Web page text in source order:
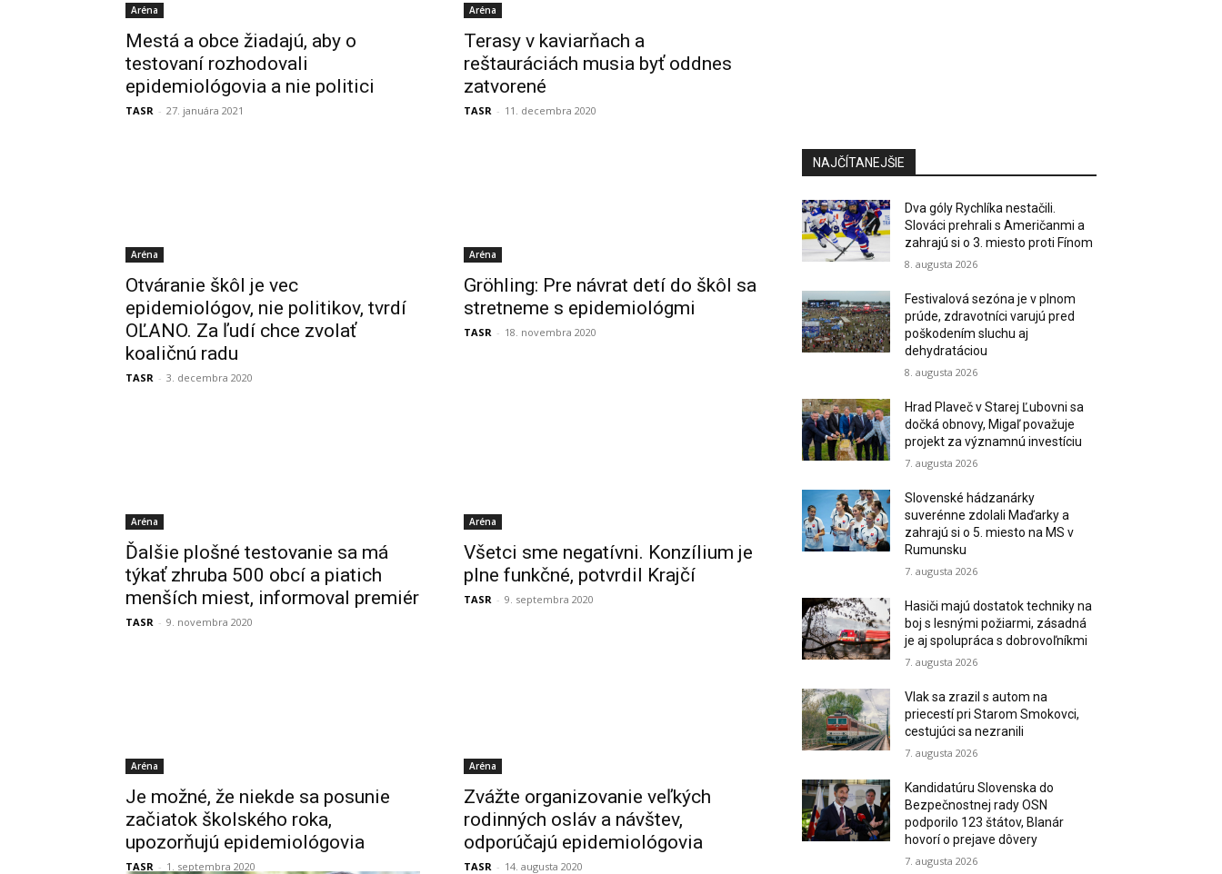
Aréna
Mestá a obce žiadajú, aby o
testovaní rozhodovali
epidemiológovia a nie politici
TASR - 27. januára 2021
Aréna
Terasy v kaviarňach a
reštauráciách musia byť oddnes
zatvorené
TASR - 11. decembra 2020
Aréna
Otváranie škôl je vec
epidemiológov, nie politikov, tvrdí
OĽANO. Za ľudí chce zvolať
koaličnú radu
TASR - 3. decembra 2020
Aréna
Gröhling: Pre návrat detí do škôl sa
stretneme s epidemiológmi
TASR - 18. novembra 2020
Aréna
Ďalšie plošné testovanie sa má
týkať zhruba 500 obcí a piatich
menších miest, informoval premiér
TASR - 9. novembra 2020
Aréna
Všetci sme negatívni. Konzílium je
plne funkčné, potvrdil Krajčí
TASR - 9. septembra 2020
Aréna
Je možné, že niekde sa posunie
začiatok školského roka,
upozorňujú epidemiológovia
TASR - 1. septembra 2020
Aréna
Zvážte organizovanie veľkých
rodinných osláv a návštev,
odporúčajú epidemiológovia
TASR - 14. augusta 2020
NAJČÍTANEJŠIE
Dva góly Rychlíka nestačili.
Slováci prehrali s Američanmi a
zahrajú si o 3. miesto proti Fínom
8. augusta 2026
Festivalová sezóna je v plnom
prúde, zdravotníci varujú pred
poškodením sluchu aj
dehydratáciou
8. augusta 2026
Hrad Plaveč v Starej Ľubovni sa
dočká obnovy, Migaľ považuje
projekt za významnú investíciu
7. augusta 2026
Slovenské hádzanárky
suverénne zdolali Maďarky a
zahrajú si o 5. miesto na MS v
Rumunsku
7. augusta 2026
Hasiči majú dostatok techniky na
boj s lesnými požiarmi, zásadná
je aj spolupráca s dobrovoľníkmi
7. augusta 2026
Vlak sa zrazil s autom na
priecestí pri Starom Smokovci,
cestujúci sa nezranili
7. augusta 2026
Kandidatúru Slovenska do
Bezpečnostnej rady OSN
podporilo 123 štátov, Blanár
hovorí o prejave dôvery
7. augusta 2026